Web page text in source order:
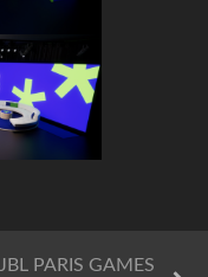
JBL PARIS GAMES